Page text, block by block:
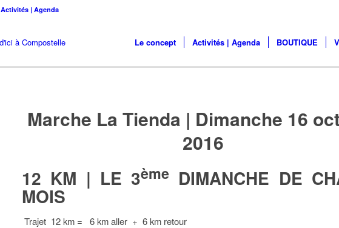
Activités | Agenda
Le concept Activités | Agenda BOUTIQUE
Marche La Tienda | Dimanche 16
2016
12 KM | LE 3ème DIMANCHE DE
MOIS
Trajet 12 km = 6 km aller + 6 km retour